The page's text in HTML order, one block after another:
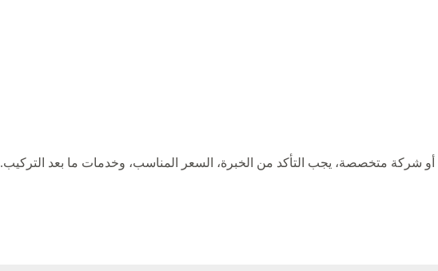
أو شركة متخصصة، يجب التأكد من الخبرة، السعر المناسب، وخدمات ما بعد التركيب.